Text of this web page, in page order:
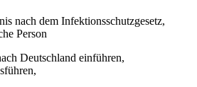
nach dem Infektionsschutzgesetz,
Person
Deutschland einführen,